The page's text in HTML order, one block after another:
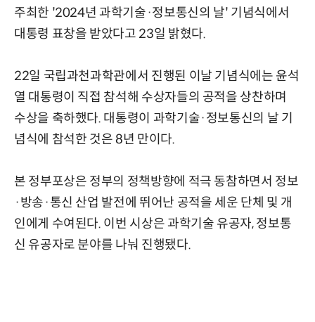
주최한 '2024년 과학기술·정보통신의 날' 기념식에서
대통령 표창을 받았다고 23일 밝혔다.
22일 국립과천과학관에서 진행된 이날 기념식에는 윤석
열 대통령이 직접 참석해 수상자들의 공적을 상찬하며
수상을 축하했다. 대통령이 과학기술·정보통신의 날 기
념식에 참석한 것은 8년 만이다.
본 정부포상은 정부의 정책방향에 적극 동참하면서 정보
·방송·통신 산업 발전에 뛰어난 공적을 세운 단체 및 개
인에게 수여된다. 이번 시상은 과학기술 유공자, 정보통
신 유공자로 분야를 나눠 진행됐다.